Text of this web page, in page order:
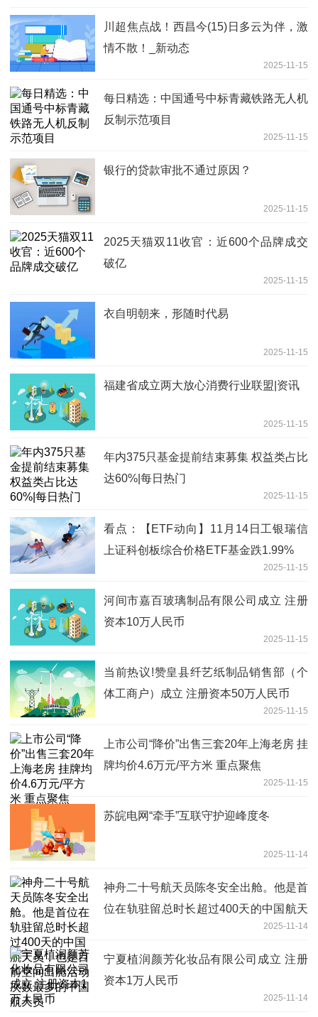
川超焦点战！西昌今(15)日多云为伴，激
情不散！_新动态
2025-11-15
每日精选：中国通号中标青藏铁路无人机
反制示范项目
2025-11-15
银行的贷款审批不通过原因？
2025-11-15
2025天猫双11收官：近600个品牌成交
破亿
2025-11-15
衣自明朝来，形随时代易
2025-11-15
福建省成立两大放心消费行业联盟|资讯
2025-11-15
年内375只基金提前结束募集 权益类占比
达60%|每日热门
2025-11-15
看点：【ETF动向】11月14日工银瑞信
上证科创板综合价格ETF基金跌1.99%
2025-11-15
河间市嘉百玻璃制品有限公司成立 注册
资本10万人民币
2025-11-15
当前热议!赞皇县纤艺纸制品销售部（个
体工商户）成立 注册资本50万人民币
2025-11-15
上市公司“降价”出售三套20年上海老房 挂
牌均价4.6万元/平方米 重点聚焦
2025-11-15
苏皖电网“牵手”互联守护迎峰度冬
2025-11-14
神舟二十号航天员陈冬安全出舱。他是首
位在轨驻留总时长超过400天的中国航天
员，也是目前空间出舱活动次数最多的中
国航天员
2025-11-14
宁夏植润颜芳化妆品有限公司成立 注册
资本1万人民币
2025-11-14